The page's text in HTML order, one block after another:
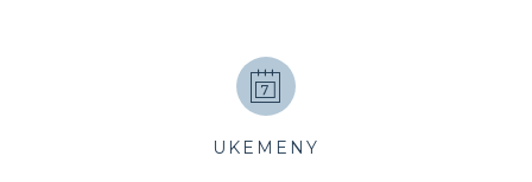
UKEMENY